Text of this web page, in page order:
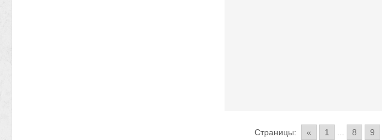
Страницы: « 1 ... 8 9